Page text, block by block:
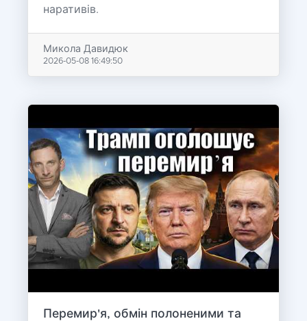
наративів.
Микола Давидюк
2026-05-08 16:49:50
Перемир'я, обмін полоненими та